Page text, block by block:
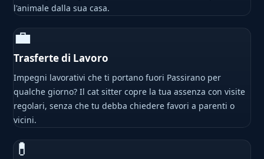
l'animale dalla sua casa.
💼
Trasferte di Lavoro
Impegni lavorativi che ti portano fuori Passirano per
qualche giorno? Il cat sitter copre la tua assenza con visite
regolari, senza che tu debba chiedere favori a parenti o
vicini.
💊